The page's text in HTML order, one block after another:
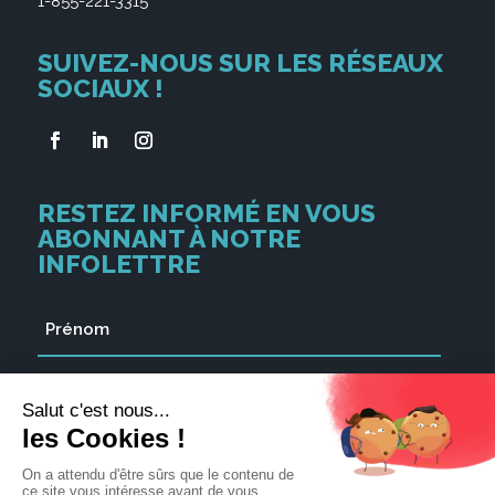
SUIVEZ-NOUS SUR LES RÉSEAUX
SOCIAUX !
RESTEZ INFORMÉ EN VOUS
ABONNANT À NOTRE
INFOLETTRE